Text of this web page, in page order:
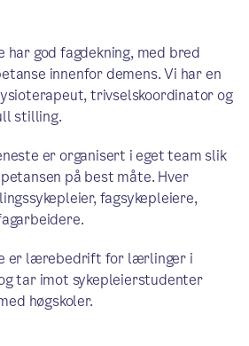
har god fagdekning, med bred
innenfor demens. Vi har en
trivselskoordinator og
stilling.
er organisert i eget team slik
på best måte. Hver
fagsykepleiere,
er lærebedrift for lærlinger i
tar imot sykepleierstudenter
høgskoler.